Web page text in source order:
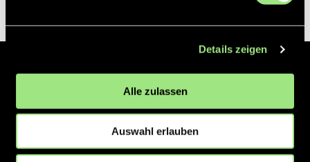
Details zeigen
Alle zulassen
Auswahl erlauben
Der Hockeyliga e.V. ist verantwortlich für die Organisation und
der Halle. Insgesamt sind über 60 Vereine unter dem Dach der
Hockeyliga organisiert, sowohl im Herren als auch im Damen